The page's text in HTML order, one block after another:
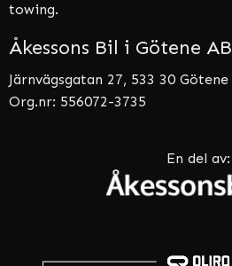
towing.
Åkessons Bil i Götene AB
Järnvägsgatan 27, 533 30 Götene
Org.nr: 556072-3735
En del av: